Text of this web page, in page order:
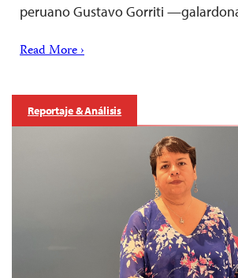
peruano Gustavo Gorriti
Read More ›
Reportaje & Análisis